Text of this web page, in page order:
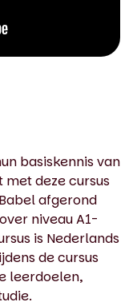
basiskennis van
met deze cursus
afgerond
niveau A1-
is Nederlands
de cursus
leerdoelen,